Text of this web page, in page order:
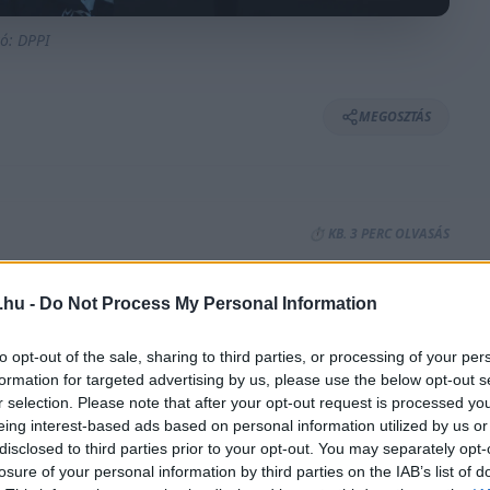
- Do Not Process My Personal Information
opt-out of the sale, sharing to third parties, or processing of your
for targeted advertising by us, please use the below opt-out
selection. Please note that after your opt-out request is processed
interest-based ads based on personal information utilized by us
to third parties prior to your opt-out. You may separately
of your personal information by third parties on the IAB’s list of
DPPI
MEGOSZTÁS
⏱️ KB. 3 PERC OLVASÁS
naptára, ami viszont alaposan keresztbe
pilótája, Colton Herta terveinek.
rendezi meg áprilisban a Bahreini és a Szaúd-
ideig tartó háborús konfliktus miatt,
rakétatámadások érték. A versenynaptárba